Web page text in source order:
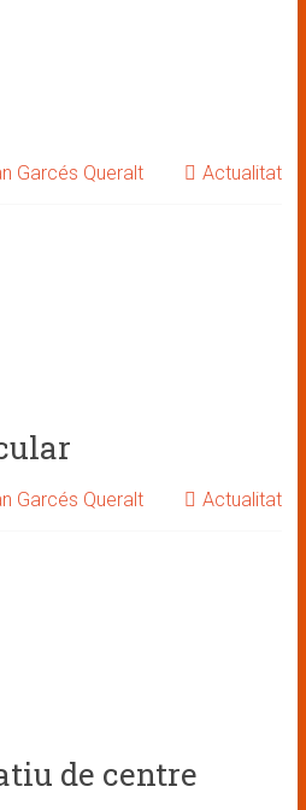
Garcés Queralt Actualitat
Garcés Queralt Actualitat
de centre